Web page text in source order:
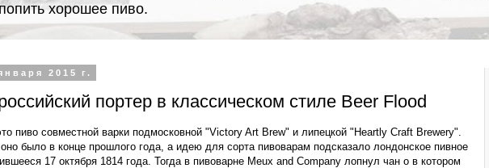
хорошее пиво.
2015 г.
портер в классическом стиле Beer Flood
пиво совместной варки подмосковной "Victory Art Brew" и липецкой "Heartly Craft Brewery".
было в конце прошлого года, а идею для сорта пивоварам подсказало лондонское пивное
17 октября 1814 года. Тогда в пивоварне Meux and Company лопнул чан о в котором